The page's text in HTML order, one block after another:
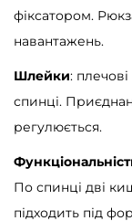
фіксатором.
навантажень.
Шлейки:
спинці.
регулюється.
По спинці дві
підходить під